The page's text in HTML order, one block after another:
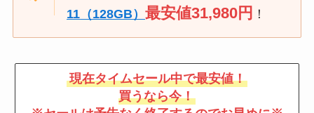
11 （128GB）最安値31,980円 ！
現在タイムセール中で最安値！
買うなら今！